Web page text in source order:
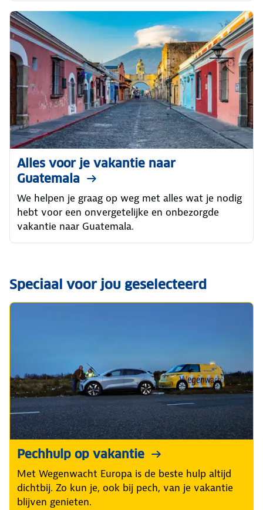
Alles voor je vakantie naar
Guatemala
We helpen je graag op weg met alles wat je nodig
hebt voor een onvergetelijke en onbezorgde
vakantie naar Guatemala.
Speciaal voor jou geselecteerd
Pechhulp op vakantie
Met Wegenwacht Europa is de beste hulp altijd
dichtbij. Zo kun je, ook bij pech, van je vakantie
blijven genieten.